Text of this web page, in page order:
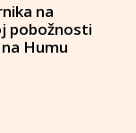
na
pobožnosti
Humu